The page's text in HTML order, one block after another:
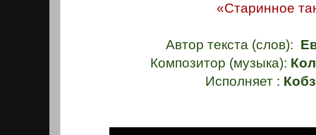
«Старинное
Автор текста (слов):
Композитор (музыка):
Исполняет :